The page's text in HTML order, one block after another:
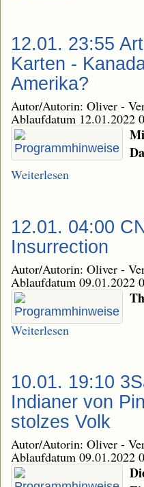
12.01. 23:55
Karten -
Amerika?
Autor/Autorin: Oliver -
Ablaufdatum 12.01.2022
Weiterlesen
12.01. 04:00
Insurrection
Autor/Autorin: Oliver -
Ablaufdatum 09.01.2022
Weiterlesen
10.01. 19:10
Indianer von
stolzes Volk
Autor/Autorin: Oliver -
Ablaufdatum 09.01.2022